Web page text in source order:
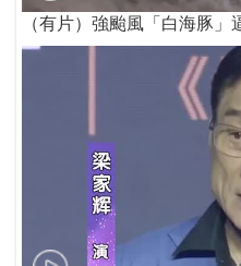
（有片）強颱風「白海豚